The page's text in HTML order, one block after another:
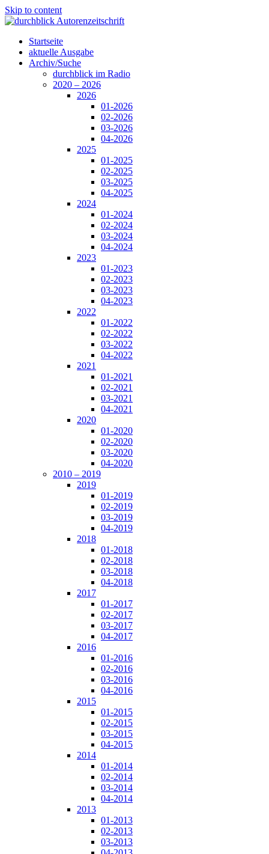
Skip to content
Startseite
aktuelle Ausgabe
Archiv/Suche
durchblick im Radio
2020 – 2026
2026
01-2026
02-2026
03-2026
04-2026
2025
01-2025
02-2025
03-2025
04-2025
2024
01-2024
02-2024
03-2024
04-2024
2023
01-2023
02-2023
03-2023
04-2023
2022
01-2022
02-2022
03-2022
04-2022
2021
01-2021
02-2021
03-2021
04-2021
2020
01-2020
02-2020
03-2020
04-2020
2010 – 2019
2019
01-2019
02-2019
03-2019
04-2019
2018
01-2018
02-2018
03-2018
04-2018
2017
01-2017
02-2017
03-2017
04-2017
2016
01-2016
02-2016
03-2016
04-2016
2015
01-2015
02-2015
03-2015
04-2015
2014
01-2014
02-2014
03-2014
04-2014
2013
01-2013
02-2013
03-2013